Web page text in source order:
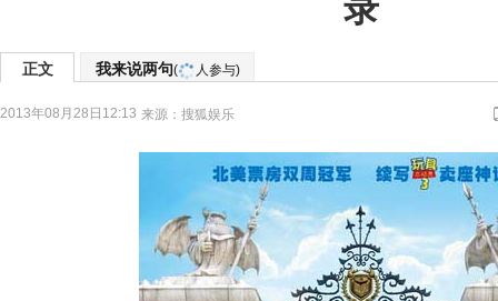
录
正文 我来说两句( 人参与)
2013年08月28日12:13 来源： 搜狐娱乐